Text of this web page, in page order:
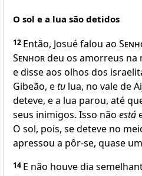
O sol e a lua são detidos
12 Então, Josué falou ao
Senhordeu os amorreus na
e disse aos olhos dos
Gibeão, etu lua, no vale de
deteve, e a lua parou, até
seus inimigos. Isso não está
O sol, pois, se deteve no
apressou a pôr-se, quase
14 E não houve dia